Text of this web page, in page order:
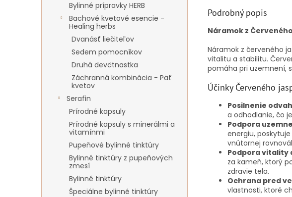
Bylinné prípravky HERB
Bachové kvetové esencie -
Healing herbs
Dvanásť liečiteľov
Sedem pomocníkov
Druhá devätnastka
Záchranná kombinácia - Päť
kvetov
Serafin
Prírodné kapsuly
Prírodné kapsuly s minerálmi a
vitamínmi
Pupeňové bylinné tinktúry
Bylinné tinktúry z pupeňových
zmesí
Bylinné tinktúry
Špeciálne bylinné tinktúry
Podrobný popis
Náramok z
Náramok z červeného
vitalitu a stabilitu.
pomáha pri uzemnení,
Účinky Červeného
Posilnenie
a odhodlanie, čo
Podpora
energiu,
vnútornej
Podpora vitality
za kameň, ktorý
zdravie tela.
Ochrana pred
vlastnosti, ktoré